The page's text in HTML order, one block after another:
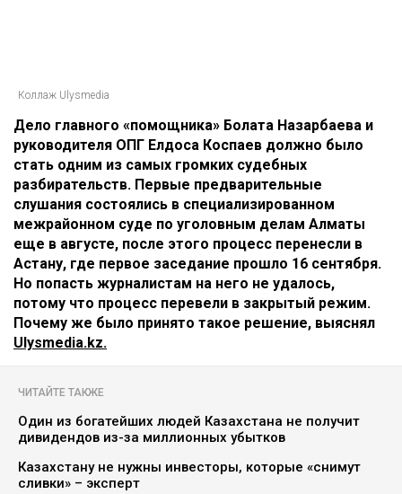
Коллаж Ulysmedia
Дело главного «помощника» Болата Назарбаева и
руководителя ОПГ Елдоса Коспаев должно было
стать одним из самых громких судебных
разбирательств. Первые предварительные
слушания состоялись в специализированном
межрайонном суде по уголовным делам Алматы
еще в августе, после этого процесс перенесли в
Астану, где первое заседание прошло 16 сентября.
Но попасть журналистам на него не удалось,
потому что процесс перевели в закрытый режим.
Почему же было принято такое решение, выяснял
Ulysmedia.kz.
ЧИТАЙТЕ ТАКЖЕ
Один из богатейших людей Казахстана не получит
дивидендов из-за миллионных убытков
Казахстану не нужны инвесторы, которые «снимут
сливки» – эксперт